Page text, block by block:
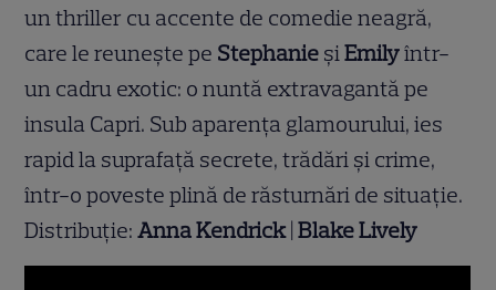
un thriller cu accente de comedie neagră,
care le reunește pe Stephanie șiEmilyîntr-
un cadru exotic: o nuntă extravagantă pe
insula Capri. Sub aparența glamourului, ies
rapid la suprafață secrete, trădări și crime,
într-o poveste plină de răsturnări de situație.
Distribuție:Anna Kendrick|Blake Lively